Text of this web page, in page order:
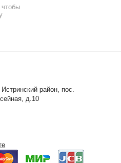
чтобы
район, пос.
д.10